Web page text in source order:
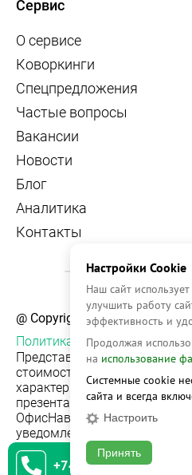
Сервис
О сервисе
Коворкинги
Спецпредложения
Частые вопросы
Вакансии
Новости
Блог
Аналитика
Контакты
@ Copyright, 2026 OFFICE
Политика
Представленная на сайте
стоимости объектов, носит
характер и не является
презентации объекта
ОфисНавигатор могут быть
уведомления.
+74951542930
Настройки Cookie
Наш сайт
улучшить работу
эффективность и
Продолжая
на использование
Системные cookie
сайта и всегда
Настроить
Принять